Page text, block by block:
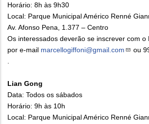
Horário: 8h às 9h30
Local: Parque Municipal Américo Renné
Av. Afonso Pena, 1.377 – Centro
Os interessados deverão se inscrever com o
por e-mail marcellogiffoni@gmail.com
ou
.
Lian Gong
Data: Todos os sábados
Horário: 9h às 10h
Local: Parque Municipal Américo Renné